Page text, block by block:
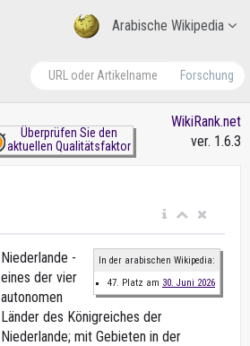
Arabische Wikipedia
Forschung
Überprüfen Sie den
aktuellen Qualitätsfaktor
WikiRank.net
ver. 1.6.3
In der arabischen Wikipedia:
47. Platz am 30. Juni 2026
Niederlande -
eines der vier
autonomen
Länder des Königreiches der
Niederlande; mit Gebieten in der